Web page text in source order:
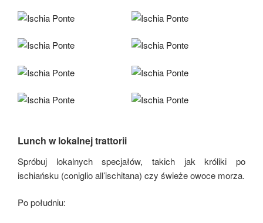
Lunch w lokalnej trattorii
Spróbuj lokalnych specjałów, takich jak króliki po
ischiańsku (coniglio all’ischitana) czy świeże owoce morza.
Po południu: